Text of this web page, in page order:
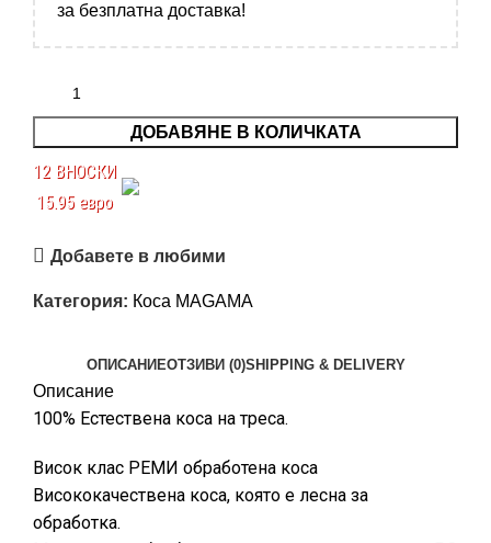
за безплатна доставка!
ДОБАВЯНЕ В КОЛИЧКАТА
12 ВНОСКИ
15.95 евро
Добавете в любими
Категория: Коса MAGAMA
ОПИСАНИЕОТЗИВИ (0)SHIPPING & DELIVERY
Описание
100% Естествена коса на треса.
Висок клас РЕМИ обработена коса
Висококачествена коса, която е лесна за
обработка.